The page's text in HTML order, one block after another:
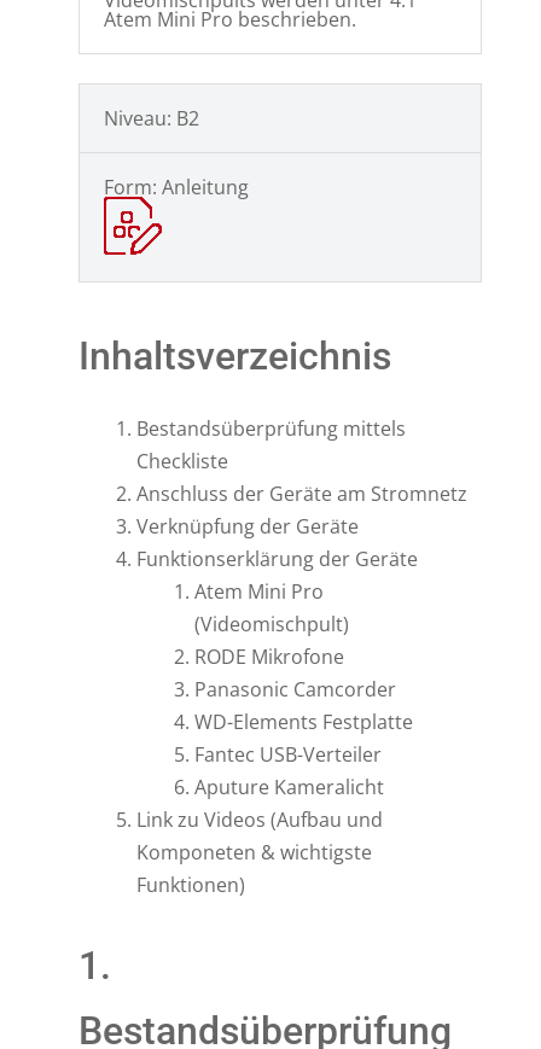
Atem Mini Pro beschrieben.
Niveau: B2
Form: Anleitung
Inhaltsverzeichnis
Bestandsüberprüfung mittels
Checkliste
Anschluss der Geräte am Stromnetz
Verknüpfung der Geräte
Funktionserklärung der Geräte
Atem Mini Pro
(Videomischpult)
RODE Mikrofone
Panasonic Camcorder
WD-Elements Festplatte
Fantec USB-Verteiler
Aputure Kameralicht
Link zu Videos (Aufbau und
Komponeten & wichtigste
Funktionen)
1.
Bestandsüberprüfung